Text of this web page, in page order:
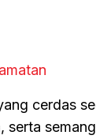
cerdas
serta